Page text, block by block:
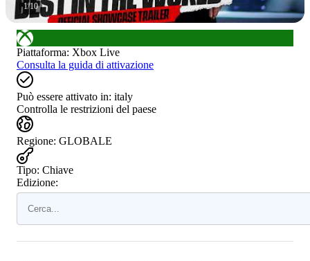
1/10
Piattaforma: Xbox Live
Consulta la guida di attivazione
Può essere attivato in: italy
Controlla le restrizioni del paese
Regione: GLOBALE
Tipo: Chiave
Edizione: